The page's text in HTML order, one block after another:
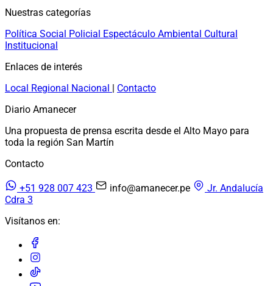
Nuestras categorías
Política Social Policial Espectáculo Ambiental Cultural
Institucional
Enlaces de interés
Local Regional Nacional | Contacto
Diario Amanecer
Una propuesta de prensa escrita desde el Alto Mayo para
toda la región San Martín
Contacto
+51 928 007 423 info@amanecer.pe
Jr. Andalucía
Cdra 3
Visítanos en: